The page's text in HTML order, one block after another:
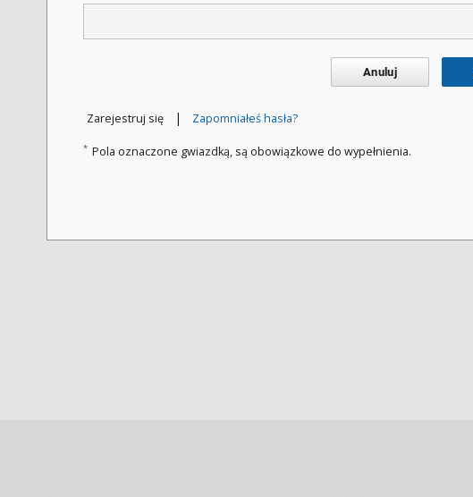
Anuluj
Zarejestruj się | Zapomniałeś hasła?
* Pola oznaczone gwiazdką, są obowiązkowe do wypełnienia.